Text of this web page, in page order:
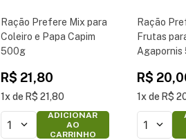
Ração Prefere Mix para
Coleiro e Papa Capim
500g
R$ 21 ,80
1 R$ 21 ,80
1
ADICIONAR
AO
CARRINHO
Ração
Frutas
Agapornis
R$ 20,
1 R$
1